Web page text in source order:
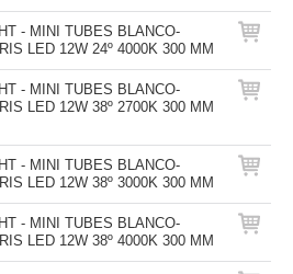
- MINI TUBES BLANCO-
LED 12W 24º 4000K 300 MM
- MINI TUBES BLANCO-
LED 12W 38º 2700K 300 MM
- MINI TUBES BLANCO-
LED 12W 38º 3000K 300 MM
- MINI TUBES BLANCO-
LED 12W 38º 4000K 300 MM